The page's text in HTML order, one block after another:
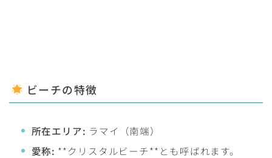
ビーチの特徴
所在エリア: ラマイ（南端）
愛称: **クリスタルビーチ**とも呼ばれます。